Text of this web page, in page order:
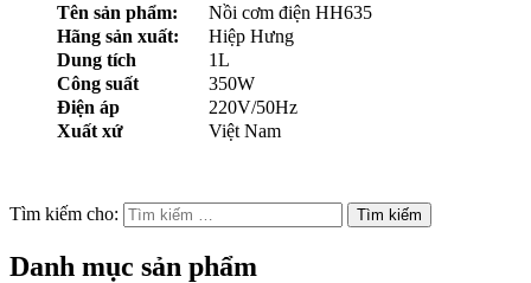
Tên sản phẩm:
Nồi cơm điện HH635
Hãng sản xuất:
Hiệp Hưng
Dung tích
1L
Công suất
350W
Điện áp
220V/50Hz
Xuất xứ
Việt Nam
Tìm kiếm cho:
Danh mục sản phẩm